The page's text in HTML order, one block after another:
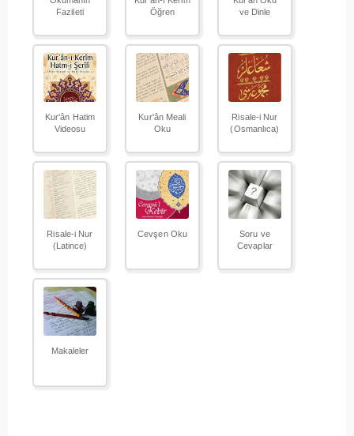
Fazileti
Öğren
ve Dinle
Kur'ân Hatim
Videosu
Kur'ân Meali
Oku
Risale-i Nur
(Osmanlıca)
Risale-i Nur
(Latince)
Cevşen Oku
Soru ve
Cevaplar
Makaleler